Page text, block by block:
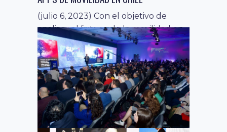
(julio 6, 2023) Con el objetivo de
analizar el futuro de la movilidad en
Chile, País Digital, con...